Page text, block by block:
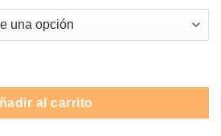
precios:
desde
4.599,00 €
MQi GT / App / 3000W / 80 Km auton. /
al carrito